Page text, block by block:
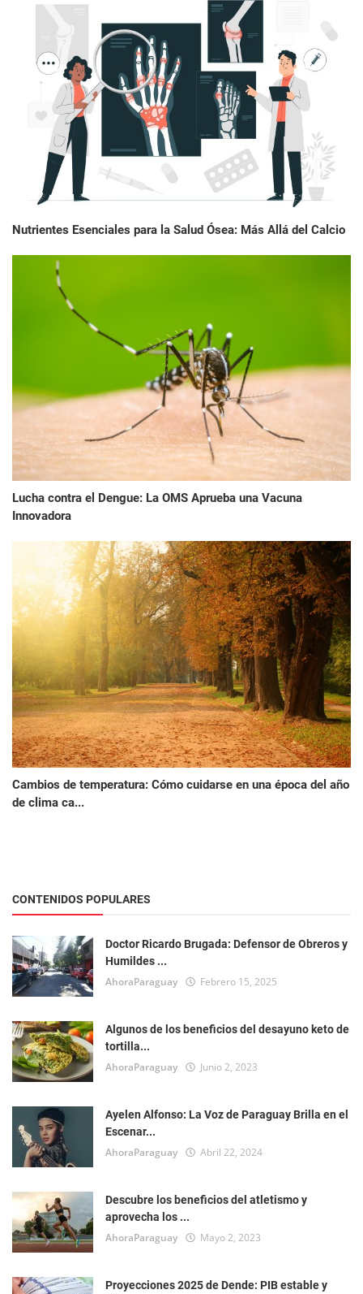
Nutrientes Esenciales para la Salud Ósea: Más Allá del Calcio
Lucha contra el Dengue: La OMS Aprueba una Vacuna
Innovadora
Cambios de temperatura: Cómo cuidarse en una época del año
de clima ca...
CONTENIDOS POPULARES
Doctor Ricardo Brugada: Defensor de Obreros y
Humildes ...
AhoraParaguay Febrero 15, 2025
Algunos de los beneficios del desayuno keto de
tortilla...
AhoraParaguay Junio 2, 2023
Ayelen Alfonso: La Voz de Paraguay Brilla en el
Escenar...
AhoraParaguay Abril 22, 2024
Descubre los beneficios del atletismo y
aprovecha los ...
AhoraParaguay Mayo 2, 2023
Proyecciones 2025 de Dende: PIB estable y